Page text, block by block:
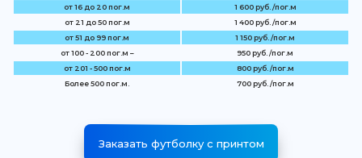
от 16 до 20 пог.м
1 600 руб. /пог.м
от 21 до 50 пог.м
1 400 руб. /пог.м
от 51 до 99 пог.м
1 150 руб. /пог.м
от 100 - 200 пог.м –
950 руб. /пог.м
от 201 - 500 пог.м
800 руб. /пог.м
Более 500 пог.м.
700 руб. /пог.м
Заказать футболку с принтом